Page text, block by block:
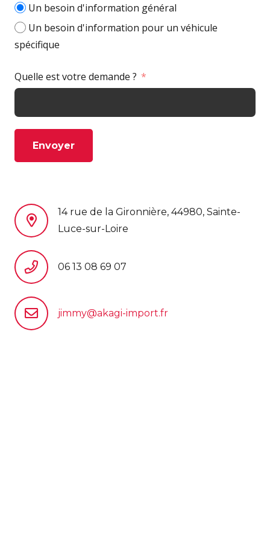
Un besoin d'information général
Un besoin d'information pour un véhicule
spécifique
Quelle est votre demande ?
Envoyer
14 rue de la Gironnière, 44980, Sainte-
Luce-sur-Loire
06 13 08 69 07
jimmy@akagi-import.fr